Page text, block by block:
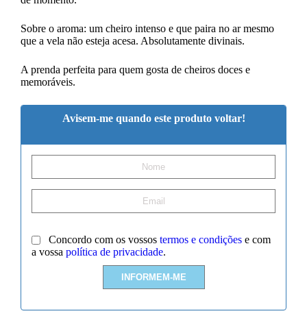
Sobre o aroma: um cheiro intenso e que paira no ar mesmo
que a vela não esteja acesa. Absolutamente divinais.
A prenda perfeita para quem gosta de cheiros doces e
memoráveis.
Avisem-me quando este produto voltar!
Concordo com os vossos termos e condições e com
a vossa política de privacidade.